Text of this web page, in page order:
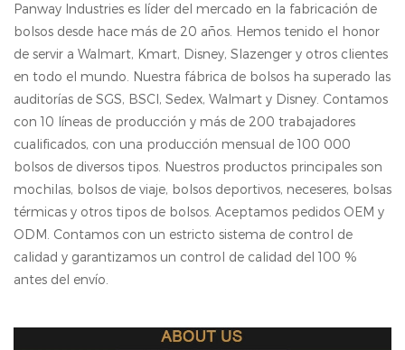
Panway Industries es líder del mercado en la fabricación de
bolsos desde hace más de 20 años. Hemos tenido el honor
de servir a Walmart, Kmart, Disney, Slazenger y otros clientes
en todo el mundo. Nuestra fábrica de bolsos ha superado las
auditorías de SGS, BSCl, Sedex, Walmart y Disney. Contamos
con 10 líneas de producción y más de 200 trabajadores
cualificados, con una producción mensual de 100 000
bolsos de diversos tipos. Nuestros productos principales son
mochilas, bolsos de viaje, bolsos deportivos, neceseres, bolsas
térmicas y otros tipos de bolsos. Aceptamos pedidos OEM y
ODM. Contamos con un estricto sistema de control de
calidad y garantizamos un control de calidad del 100 %
antes del envío.